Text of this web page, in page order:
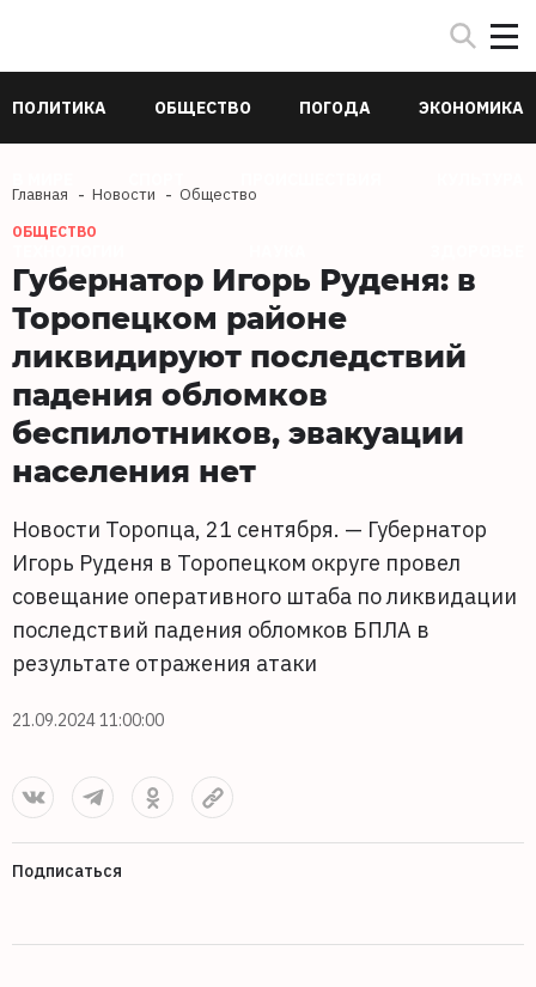
ПОЛИТИКА ОБЩЕСТВО ПОГОДА ЭКОНОМИКА
Главная Новости Общество
ОБЩЕСТВО
Губернатор Игорь Руденя: в
Торопецком районе
ликвидируют последствий
падения обломков
беспилотников, эвакуации
населения нет
Новости Торопца, 21 сентября. — Губернатор
Игорь Руденя в Торопецком округе провел
совещание оперативного штаба по ликвидации
последствий падения обломков БПЛА в
результате отражения атаки
21.09.2024 11:00:00
Подписаться